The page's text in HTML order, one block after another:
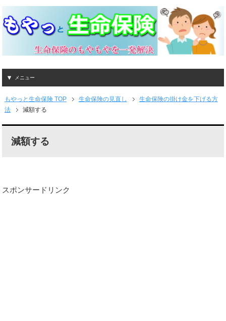
メニュー
もやっと生命保険 TOP 生命保険の見直し
生命保険の掛け金を下げる方
法
減額する
減額する
スポンサードリンク